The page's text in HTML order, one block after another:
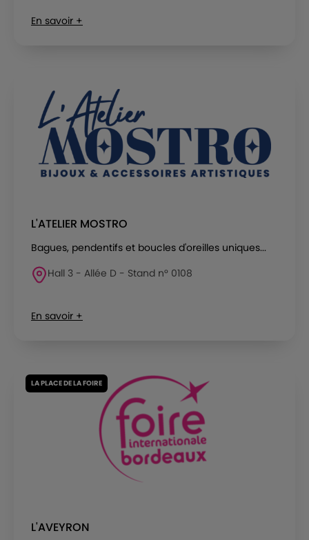
En savoir +
L'ATELIER MOSTRO
Bagues, pendentifs et boucles d'oreilles uniques...
Hall 3 - Allée D - Stand n° 0108
En savoir +
LA PLACE DE LA FOIRE
L'AVEYRON